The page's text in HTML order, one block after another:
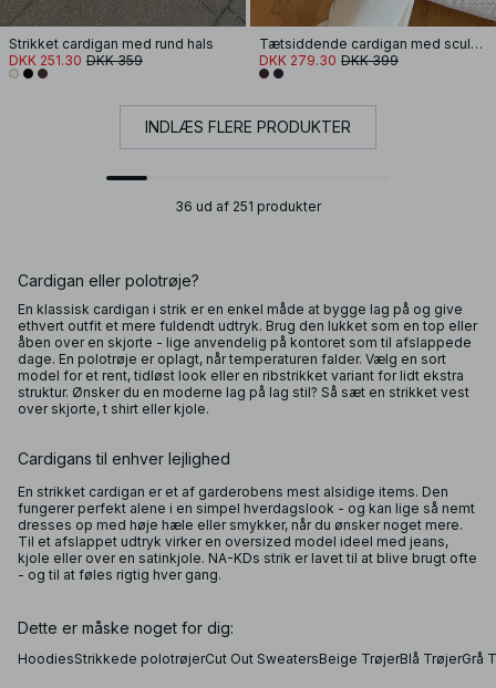
Strikket cardigan med rund hals
DKK 251.30 DKK 359
Tætsiddende cardigan med sculpted ærmer
DKK 279.30 DKK 399
INDLÆS FLERE PRODUKTER
36 ud af 251 produkter
Cardigan eller polotrøje?
En klassisk cardigan i strik er en enkel måde at bygge lag på og give
ethvert outfit et mere fuldendt udtryk. Brug den lukket som en top eller
åben over en skjorte - lige anvendelig på kontoret som til afslappede
dage. En polotrøje er oplagt, når temperaturen falder. Vælg en sort
model for et rent, tidløst look eller en ribstrikket variant for lidt ekstra
struktur. Ønsker du en moderne lag på lag stil? Så sæt en strikket vest
over skjorte, t shirt eller kjole.
Cardigans til enhver lejlighed
En strikket cardigan er et af garderobens mest alsidige items. Den
fungerer perfekt alene i en simpel hverdagslook - og kan lige så nemt
dresses op med høje hæle eller smykker, når du ønsker noget mere.
Til et afslappet udtryk virker en oversized model ideel med jeans,
kjole eller over en satinkjole. NA-KDs strik er lavet til at blive brugt ofte
- og til at føles rigtig hver gang.
Dette er måske noget for dig:
HoodiesStrikkede polotrøjerCut Out SweatersBeige TrøjerBlå TrøjerGrå